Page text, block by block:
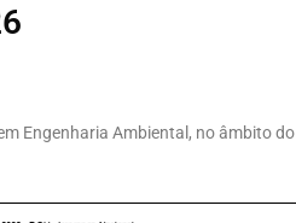
Engenharia Ambiental, no âmbito do